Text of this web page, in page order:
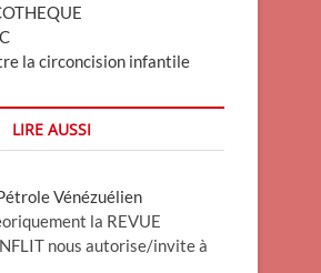
la circoncision infantile
LIRE AUSSI
Vénézuélien
la REVUE
nous autorise/invite à